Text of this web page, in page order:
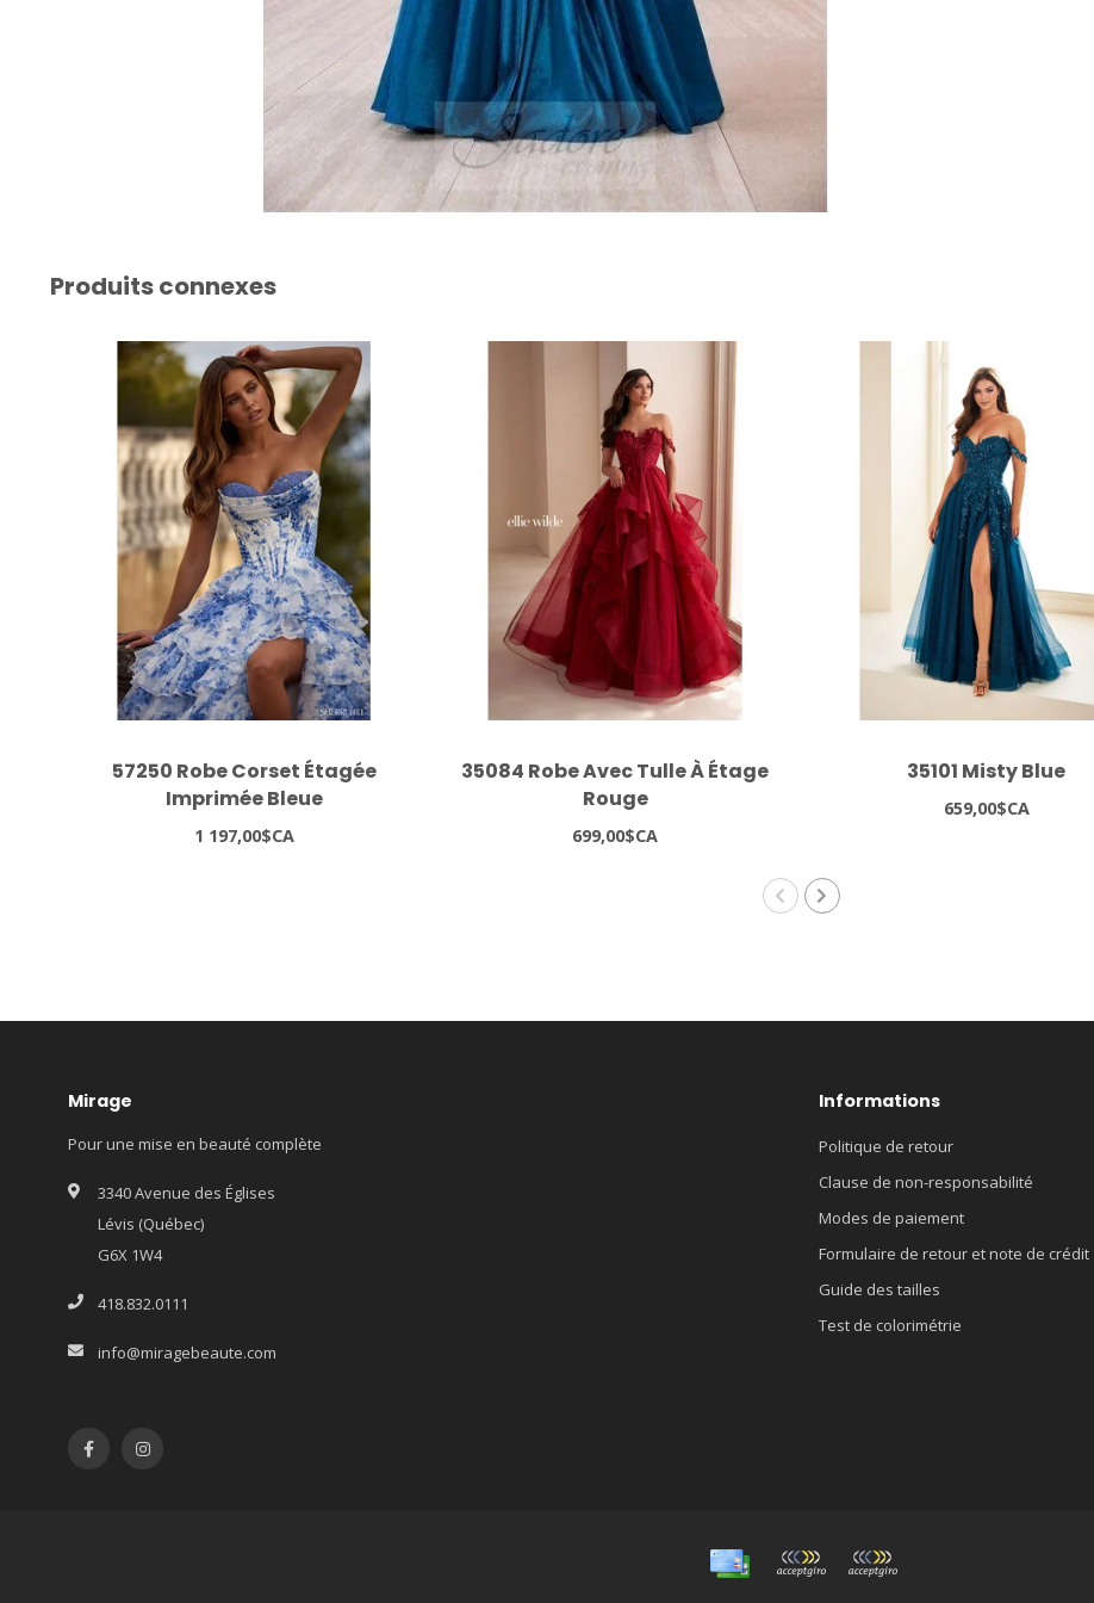
Produits connexes
57250 Robe Corset Étagée
Imprimée Bleue
1 197,00$CA
35084 Robe Avec Tulle À Étage
Rouge
699,00$CA
35101 Misty Blue
659,00$CA
Mirage
Pour une mise en beauté complète
3340 Avenue des Églises
Lévis (Québec)
G6X 1W4
418.832.0111
info@miragebeaute.com
Informations
Politique de retour
Clause de non-responsabilité
Modes de paiement
Formulaire de retour et note de crédit
Guide des tailles
Test de colorimétrie